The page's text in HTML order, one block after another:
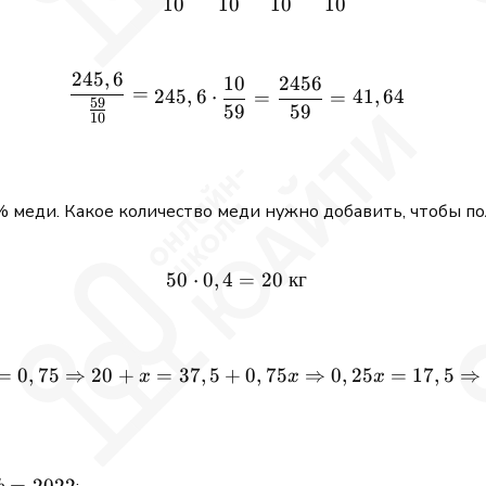
10
59
245,6
= 245, 6 ⋅
59
10
=
59
2456
= 41,64
Какое количество меди нужно добавить, чтобы
50 \cdot 0,4 = 20 \
50 ⋅ 0,4 = 20 кг
\frac{20 + x}{50 + x} =
0, 75 ⇒ 20 + x = 37, 5 + 0, 75x ⇒ 0, 25x = 17, 5 ⇒